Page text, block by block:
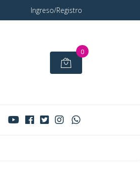
Ingreso/Registro
0